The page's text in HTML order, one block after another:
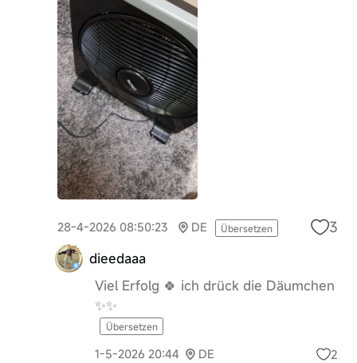
28-4-2026 08:50:23 DE Übersetzen 3
dieedaaa
Viel Erfolg 🍀 ich drück die Däumchen
✨✨
Übersetzen
1-5-2026 20:44 DE 2